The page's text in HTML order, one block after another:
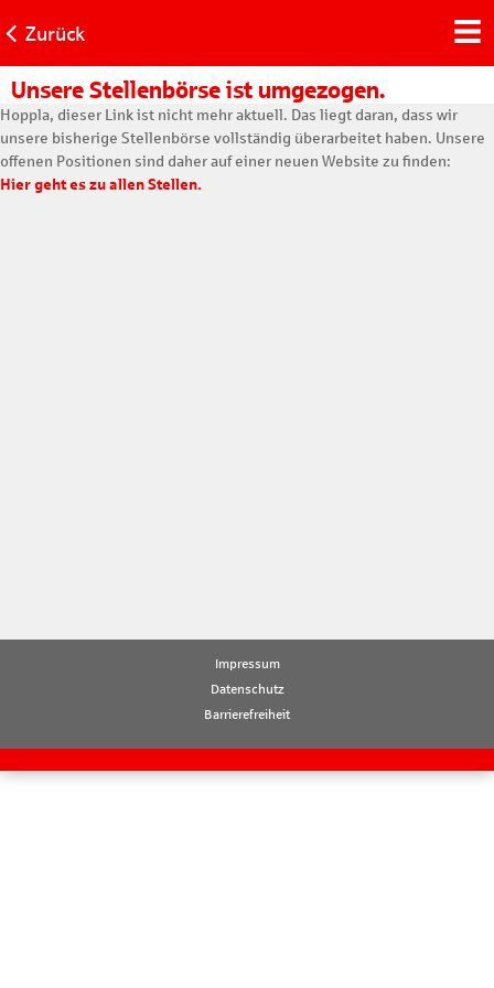
Zurück
Unsere Stellenbörse ist umgezogen.
Hoppla, dieser Link ist nicht mehr aktuell. Das liegt daran, dass wir
unsere bisherige Stellenbörse vollständig überarbeitet haben. Unsere
offenen Positionen sind daher auf einer neuen Website zu finden:
Hier geht es zu allen Stellen.
Impressum
Datenschutz
Barrierefreiheit